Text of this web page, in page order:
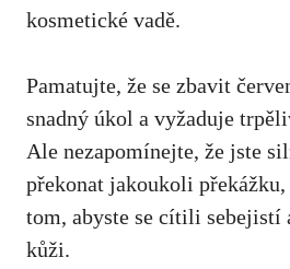
kosmetické​ vadě.
Pamatujte, že se zbavit
snadný ‍úkol a vyžaduje
Ale‍ nezapomínejte, že jste‌
‌překonat ​jakoukoli
tom, abyste se cítili‍ sebejistí
kůži.